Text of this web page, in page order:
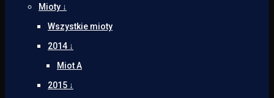
Mioty ↓
Wszystkie mioty
2014 ↓
Miot A
2015 ↓